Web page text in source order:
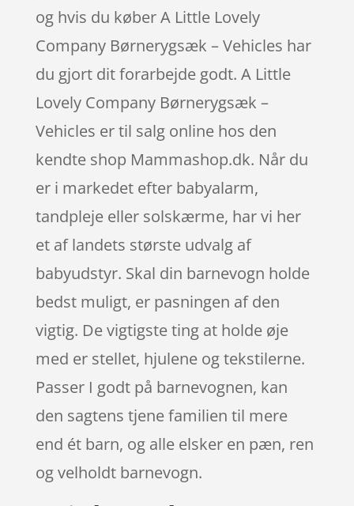
og hvis du køber A Little Lovely
Company Børnerygsæk – Vehicles har
du gjort dit forarbejde godt. A Little
Lovely Company Børnerygsæk –
Vehicles er til salg online hos den
kendte shop Mammashop.dk. Når du
er i markedet efter babyalarm,
tandpleje eller solskærme, har vi her
et af landets største udvalg af
babyudstyr. Skal din barnevogn holde
bedst muligt, er pasningen af den
vigtig. De vigtigste ting at holde øje
med er stellet, hjulene og tekstilerne.
Passer I godt på barnevognen, kan
den sagtens tjene familien til mere
end ét barn, og alle elsker en pæn, ren
og velholdt barnevogn.